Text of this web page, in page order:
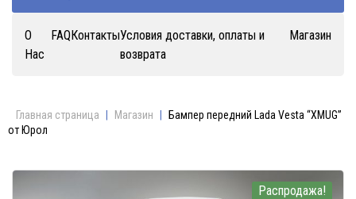
О
Нас
FAQКонтактыУсловия доставки, оплаты и
возврата
Магазин
Главная страница Магазин
Бампер передний Lada Vesta “XMUG”
от Юрол
Распродажа!